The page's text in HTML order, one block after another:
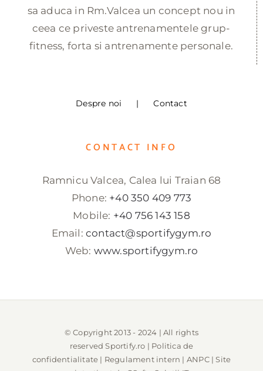
sa aduca in Rm.Valcea un concept nou in
ceea ce priveste antrenamentele grup-
fitness, forta si antrenamente personale.
Despre noi Contact
CONTACT INFO
Ramnicu Valcea, Calea lui Traian 68
Phone: +40 350 409 773
Mobile: +40 756 143 158
Email: contact@sportifygym.ro
Web: www.sportifygym.ro
© Copyright 2013 - 2024 | All rights
reservedSportify.ro | Politica de
confidentialitate | Regulament intern | ANPC| Site